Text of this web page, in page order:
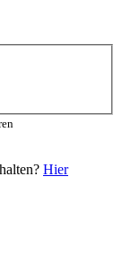
Hier